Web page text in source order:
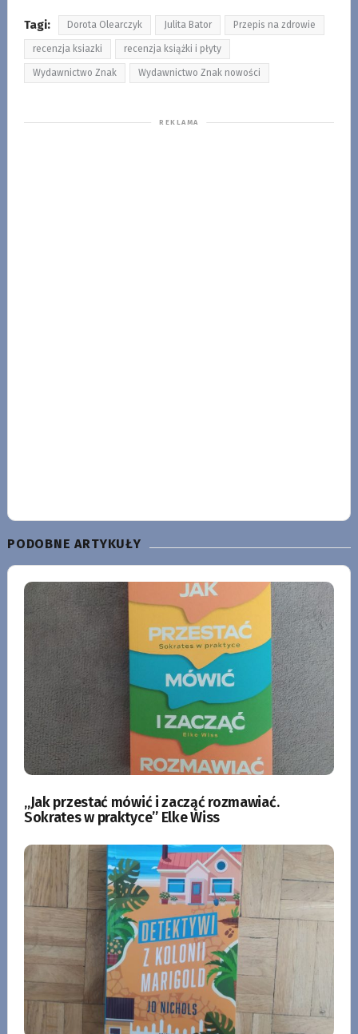
Tagi: Dorota Olearczyk Julita Bator Przepis na zdrowie
recenzja ksiazki recenzja książki i płyty
Wydawnictwo Znak Wydawnictwo Znak nowości
PODOBNE ARTYKUŁY
„Jak przestać mówić i zacząć rozmawiać.
Sokrates w praktyce” Elke Wiss